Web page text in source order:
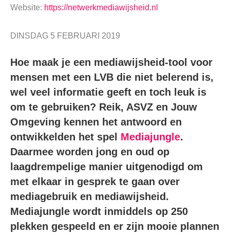
Website: https://netwerkmediawijsheid.nl
DINSDAG 5 FEBRUARI 2019
Hoe maak je een mediawijsheid-tool voor
mensen met een LVB die niet belerend is,
wel veel informatie geeft en toch leuk is
om te gebruiken? Reik, ASVZ en Jouw
Omgeving kennen het antwoord en
ontwikkelden het spel Mediajungle.
Daarmee worden jong en oud op
laagdrempelige manier uitgenodigd om
met elkaar in gesprek te gaan over
mediagebruik en mediawijsheid.
Mediajungle wordt inmiddels op 250
plekken gespeeld en er zijn mooie plannen